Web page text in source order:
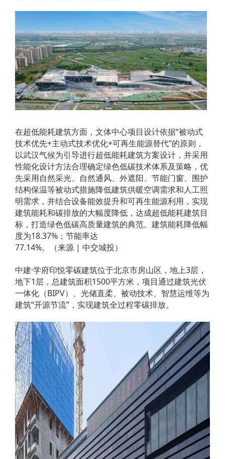
在超低能耗建筑方面，文体中心项目设计依据“被动式
技术优先+主动式技术优化+可再生能源替代”的原则，
以武汉气候为引导进行超低能耗建筑方案设计，并采用
性能化设计方法合理确定绿色低碳技术体系及策略，优
先采用自然采光、自然通风、外遮阳、节能门窗、围护
结构保温等被动式措施降低建筑供暖空调需求和人工照
明需求，并结合设备能效提升和可再生能源利用，实现
建筑能耗和碳排放的大幅度降低，达成超低能耗建筑目
标，打造绿色低碳高质量建筑的典范。建筑能耗降低幅
度为18.37%；节能率达
77.14%。（来源 | 中交城投）
中建·学府印悦零碳建筑位于北京市房山区，地上3层，
地下1层，总建筑面积1500平方米，项目通过建筑光伏
一体化（BIPV）、光储直柔、被动技术、智慧运维等为
建筑“开源节流”，实现建筑全过程零碳排放。